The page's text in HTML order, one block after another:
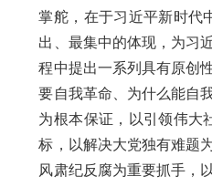
掌舵，在于习近平新时代
出、最集中的体现，为习
程中提出一系列具有原创
要自我革命、为什么能自
为根本保证，以引领伟大
标，以解决大党独有难题
风肃纪反腐为重要抓手，